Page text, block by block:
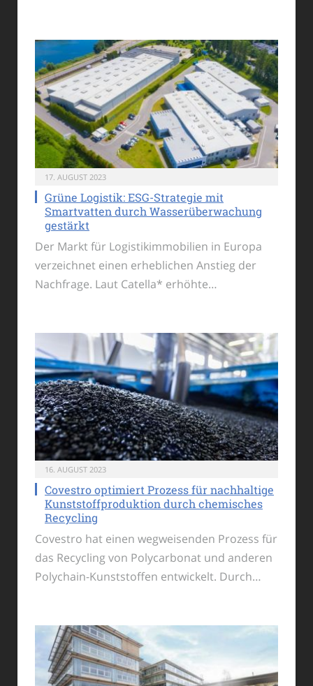
17. AUGUST 2023
Grüne Logistik: ESG-Strategie mit
Smartvatten durch Wasserüberwachung
gestärkt
Der Markt für Logistikimmobilien in Europa
verzeichnet einen erheblichen Anstieg der
Nachfrage. Laut Catella* erhöhte…
16. AUGUST 2023
Covestro optimiert Prozess für nachhaltige
Kunststoffproduktion durch chemisches
Recycling
Covestro hat einen wegweisenden Prozess für
das Recycling von Polycarbonat und anderen
Polychain-Kunststoffen entwickelt. Durch…